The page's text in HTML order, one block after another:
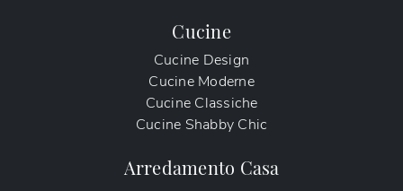
Cucine
Cucine Design
Cucine Moderne
Cucine Classiche
Cucine Shabby Chic
Arredamento Casa